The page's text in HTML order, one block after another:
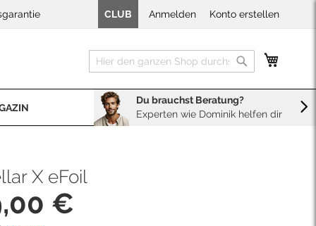
Anmelden Konto erstellen
CLUB
Suche
Du brauchst Beratung?
Experten wie Dominik helfen dir
X eFoil
€